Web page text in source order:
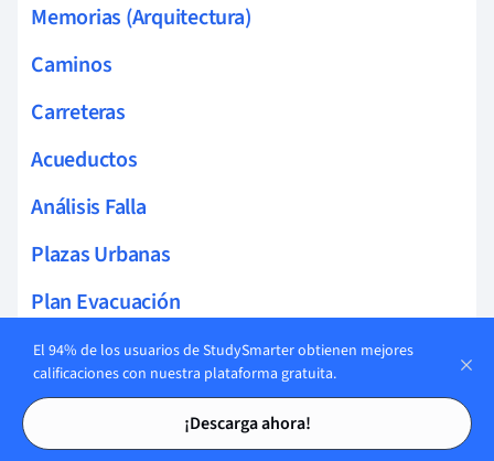
Tarjetas de estudio
Tarjetas de estudio
Memorias (Arquitectura)
Caminos
Carreteras
Acueductos
Análisis Falla
Plazas Urbanas
Plan Evacuación
Niveladora
Topadora
Dumpers
El 94% de los usuarios de StudySmarter obtienen mejores
calificaciones con nuestra plataforma gratuita.
¡Descarga ahora!